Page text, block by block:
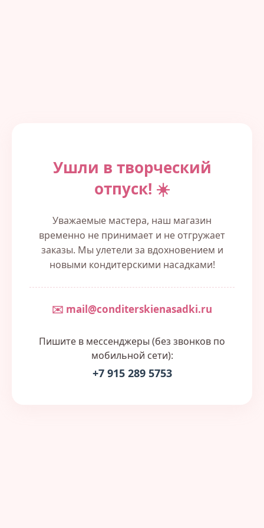
Ушли в творческий
отпуск! ☀️
Уважаемые мастера, наш магазин
временно не принимает и не отгружает
заказы. Мы улетели за вдохновением и
новыми кондитерскими насадками!
✉️ mail@conditerskienasadki.ru
Пишите в мессенджеры (без звонков по
мобильной сети):
+7 915 289 5753